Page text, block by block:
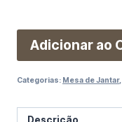
Adicionar ao
Categorias: Mesa de Jantar,
Descrição